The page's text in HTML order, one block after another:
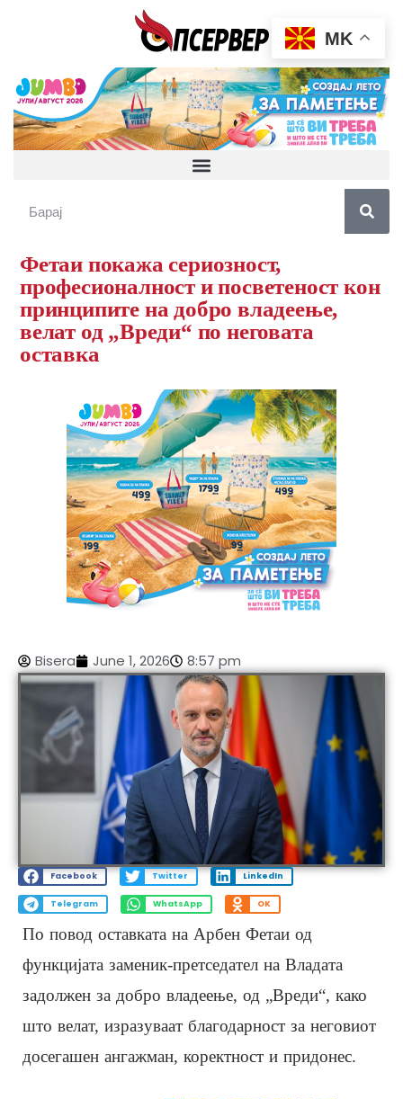
Фетаи покажа сериозност,
професионалност и посветеност кон
принципите на добро владеење,
велат од „Вреди“ по неговата
оставка
Bisera June 1, 2026 8:57 pm
Facebook Twitter LinkedIn
Telegram WhatsApp OK
По повод оставката на Арбен Фетаи од
функцијата заменик-претседател на Владата
задолжен за добро владеење, од „Вреди“, како
што велат, изразуваат благодарност за неговиот
досегашен ангажман, коректност и придонес.
MK